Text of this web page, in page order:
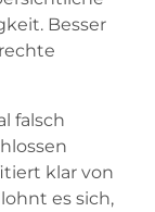
Besser
falsch
klar von
es sich,